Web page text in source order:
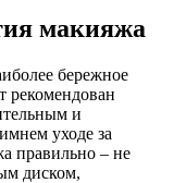
макияжа
бережное
рекомендован
и
уходе за
правильно – не
диском,